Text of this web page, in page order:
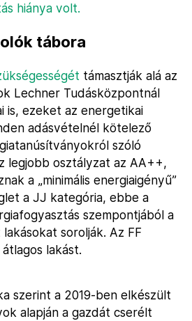
hiánya volt.
tábora
támasztják alá az
Lechner Tudásközpontnál
is, ezeket az energetikai
adásvételnél kötelező
szóló
legjobb osztályzat az AA++,
a „minimális energiaigényű”
a JJ kategória, ebbe a
szempontjából a
sorolják. Az FF
lakást.
szerint a 2019-ben elkészült
alapján a gazdát cserélt